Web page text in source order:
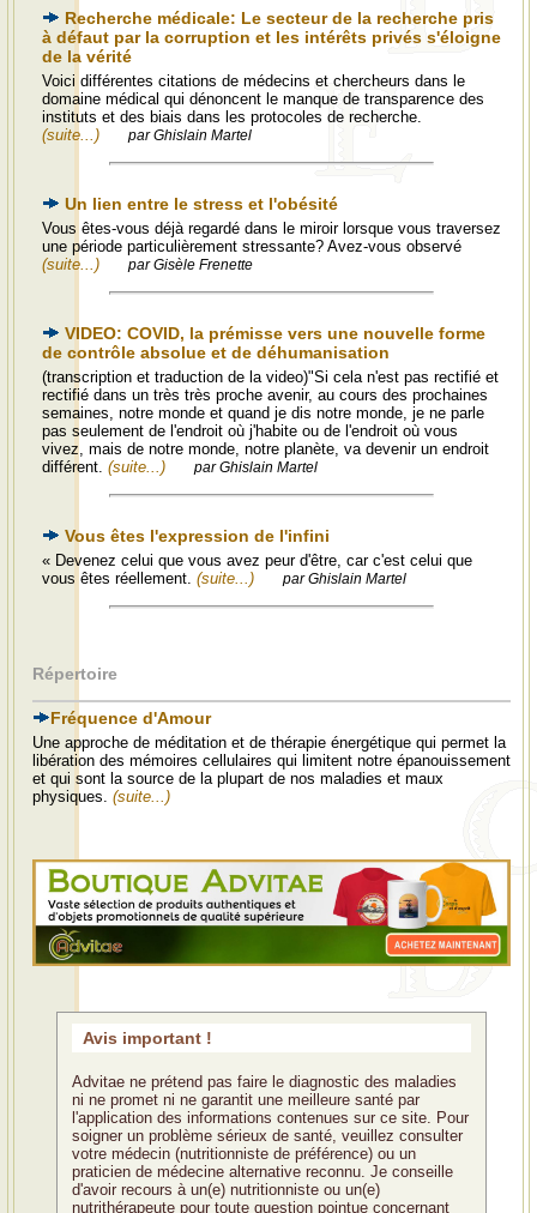
Recherche médicale: Le secteur de la recherche pris
à défaut par la corruption et les intérêts privés s'éloigne
de la vérité
Voici différentes citations de médecins et chercheurs dans le
domaine médical qui dénoncent le manque de transparence des
instituts et des biais dans les protocoles de recherche.
(suite...)
par Ghislain Martel
Un lien entre le stress et l'obésité
Vous êtes-vous déjà regardé dans le miroir lorsque vous traversez
une période particulièrement stressante? Avez-vous observé
(suite...)
par Gisèle Frenette
VIDEO: COVID, la prémisse vers une nouvelle forme
de contrôle absolue et de déhumanisation
(transcription et traduction de la video)"Si cela n'est pas rectifié et
rectifié dans un très très proche avenir, au cours des prochaines
semaines, notre monde et quand je dis notre monde, je ne parle
pas seulement de l'endroit où j'habite ou de l'endroit où vous
vivez, mais de notre monde, notre planète, va devenir un endroit
différent. (suite...) par Ghislain Martel
Vous êtes l'expression de l'infini
« Devenez celui que vous avez peur d'être, car c'est celui que
vous êtes réellement. (suite...) par Ghislain Martel
Répertoire
Fréquence d'Amour
Une approche de méditation et de thérapie énergétique qui permet la
libération des mémoires cellulaires qui limitent notre épanouissement
et qui sont la source de la plupart de nos maladies et maux
physiques. (suite...)
Avis important !
Advitae ne prétend pas faire le diagnostic des maladies
ni ne promet ni ne garantit une meilleure santé par
l'application des informations contenues sur ce site. Pour
soigner un problème sérieux de santé, veuillez consulter
votre médecin (nutritionniste de préférence) ou un
praticien de médecine alternative reconnu. Je conseille
d'avoir recours à un(e) nutritionniste ou un(e)
nutrithérapeute pour toute question pointue concernant